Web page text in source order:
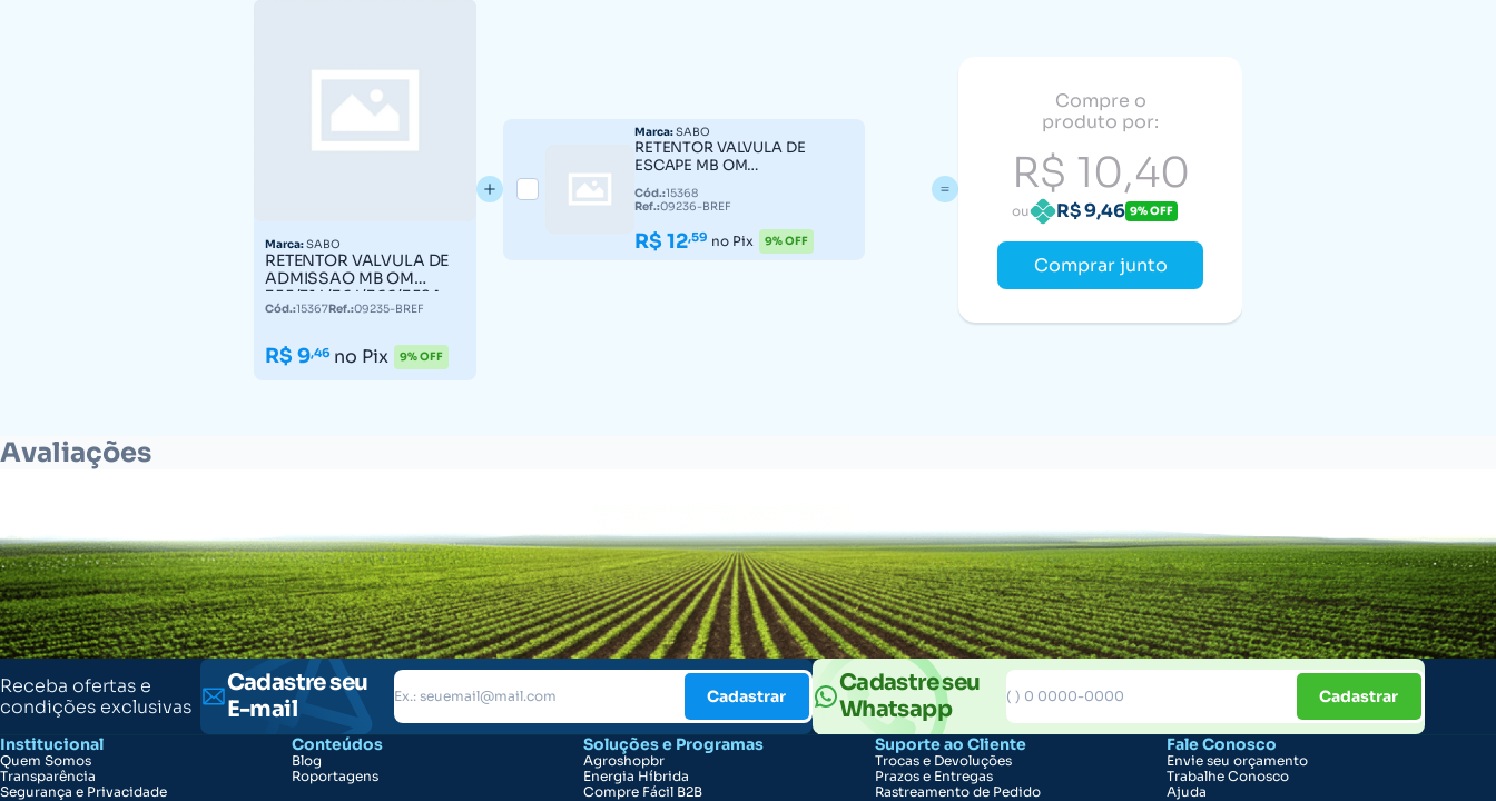
Marca:SABO
RETENTOR VALVULA DE
ADMISSAO MB OM
355/314/364/366/352A
09235-BREF
Cód.:15367Ref.:09235-BREF
R$ 9,46 no Pix 9% OFF
Marca:SABO
RETENTOR VALVULA DE
ESCAPE MB OM
355/314/364/366/352A 09236-
BREF
Cód.:15368
Ref.:09236-BREF
R$ 12,59 no Pix 9% OFF
Compre o
produto por:
R$ 10,40
ou R$ 9,46 9% OFF
Comprar junto
Avaliações
Receba ofertas e
condições exclusivas
Cadastre seu
E-mail
Cadastrar
Cadastre seu
Whatsapp
Cadastrar
Institucional
Quem Somos
Transparência
Segurança e Privacidade
Conteúdos
Blog
Roportagens
Soluções e Programas
Agroshopbr
Energia Híbrida
Compre Fácil B2B
Suporte ao Cliente
Trocas e Devoluções
Prazos e Entregas
Rastreamento de Pedido
Fale Conosco
Envie seu orçamento
Trabalhe Conosco
Ajuda